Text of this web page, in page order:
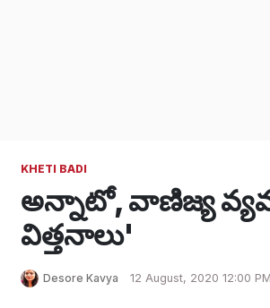
KHETI BADI
అన్నాటో, వాణిజ్య
విత్తనాలు'
Desore Kavya 12 August, 2020 12:00